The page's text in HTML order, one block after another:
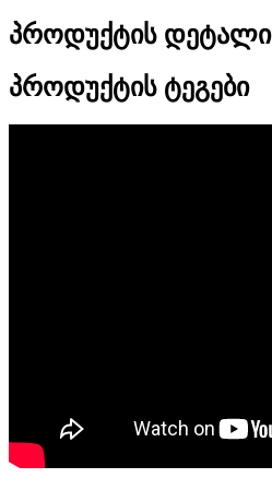
პროდუქტის დეტალი
პროდუქტის ტეგები